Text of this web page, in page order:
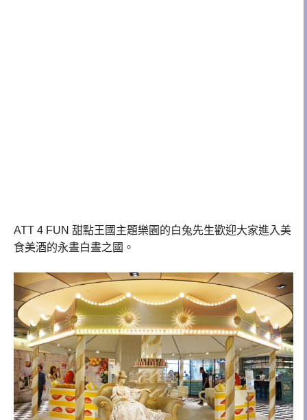
ATT 4 FUN 甜點王國主題樂園的白兔先生歡迎大家進入美
食美酒的永晝白晝之國。